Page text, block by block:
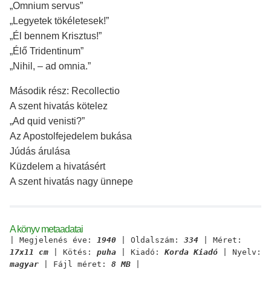
„Omnium servus”
„Legyetek tökéletesek!”
„Él bennem Krisztus!”
„Élő Tridentinum”
„Nihil, – ad omnia.”
Második rész: Recollectio
A szent hivatás kötelez
„Ad quid venisti?”
Az Apostolfejedelem bukása
Júdás árulása
Küzdelem a hivatásért
A szent hivatás nagy ünnepe
A könyv metaadatai
| Megjelenés éve: 1940 | Oldalszám: 334 | Méret:
17x11 cm | Kötés: puha | Kiadó: Korda Kiadó | Nyelv:
magyar | Fájl méret: 8 MB